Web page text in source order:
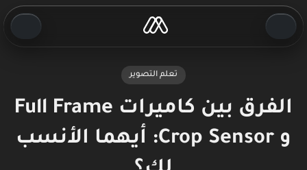
تعلم التصوير
الفرق بين كاميرات Full Frame
و Crop Sensor: أيهما الأنسب